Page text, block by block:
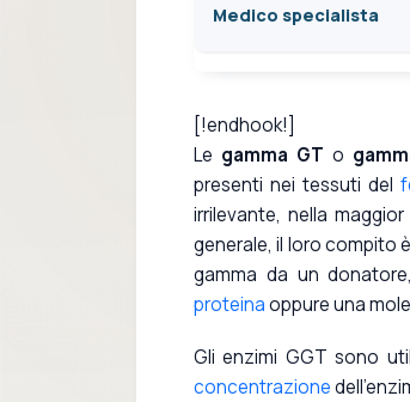
Medico specialista
[!endhook!]
Le gamma GT o
presenti nei tessuti del
irrilevante, nella
generale, il loro compito
gamma da un
proteinaoppure una
Gli enzimi GGT sono
concentrazione